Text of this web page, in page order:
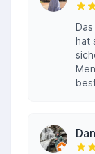
hat